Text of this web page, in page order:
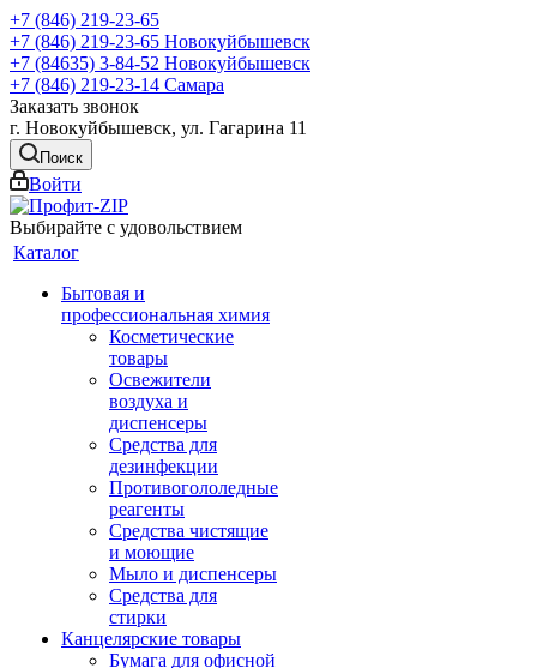
+7 (846) 219-23-65
+7 (846) 219-23-65 Новокуйбышевск
+7 (84635) 3-84-52 Новокуйбышевск
+7 (846) 219-23-14 Самара
Заказать звонок
г. Новокуйбышевск, ул. Гагарина 11
Поиск
Войти
Выбирайте с удовольствием
Каталог
Бытовая и
профессиональная химия
Косметические
товары
Освежители
воздуха и
диспенсеры
Средства для
дезинфекции
Противогололедные
реагенты
Средства чистящие
и моющие
Мыло и диспенсеры
Средства для
стирки
Канцелярские товары
Бумага для офисной